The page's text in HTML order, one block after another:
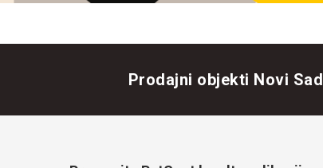
Prodajni objekti Novi Sad